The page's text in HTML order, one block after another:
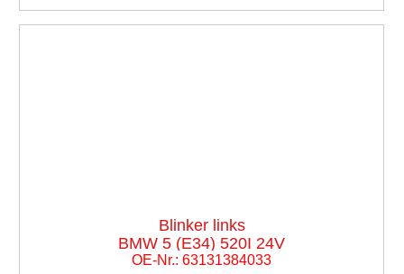
Blinker links
BMW 5 (E34) 520I 24V
OE-Nr.: 63131384033